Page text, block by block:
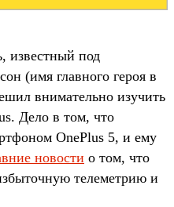
известный под
(имя главного героя в
внимательно изучить
Дело в том, что
OnePlus 5, и ему
новости о том, что
телеметрию и